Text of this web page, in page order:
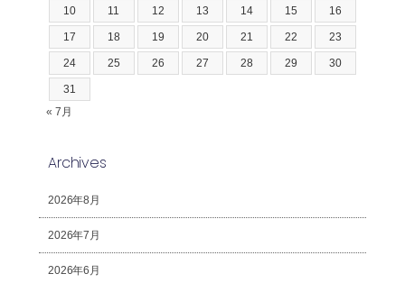
10 11 12 13 14 15 16
17 18 19 20 21 22 23
24 25 26 27 28 29 30
31
« 7月
Archives
2026年8月
2026年7月
2026年6月